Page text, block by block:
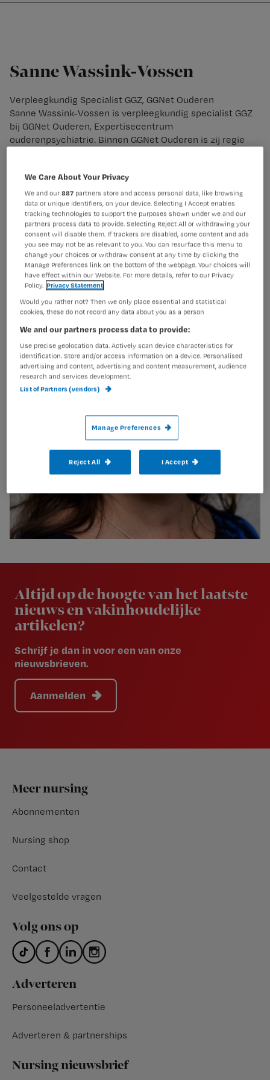
Nursing
Sanne Wassink-Vossen
Verpleegkundig Specialist GGZ, GGNet Ouderen
Sanne Wassink-Vossen is verpleegkundig specialist GGZ
bij GGNet Ouderen, Expertisecentrum
ouderenpsychiatrie. Binnen GGNet Ouderen is zij regie
opleiding tot verpleegkundig specialist (Master Advanced
Nursing Practice) aan de Hogeschool Utrecht. Eind 2020
promoveerde zij op een onderzoek naar de relatie tussen
fysieke activiteit en functioneel herstel en depressie bij
ouderen. Sanne zet zich graag in voor meer aandacht
voor de mentale gezondheid van ouderen binnen de
context van netwerkzorg. Want: geen gezondheid zonder
mentale gezondheid!
Altijd op de hoogte van het laatste
nieuws en vakinhoudelijke
artikelen?
Schrijf je dan in voor een van onze
nieuwsbrieven.
Aanmelden
Footer
Meer nursing
Abonnementen
Nursing shop
Contact
Veelgestelde vragen
Volg ons op
Adverteren
Personeeladvertentie
Adverteren & partnerships
Nursing nieuwsbrief
We Care About Your Privacy
We and our887 partners store and access personal data, like browsing
data or unique identifiers, on your device. Selecting I Accept enables
tracking technologies to support the purposes shown under we and our
partners process data to provide. Selecting Reject All or withdrawing your
consent will disable them. If trackers are disabled, some content and ads
you see may not be as relevant to you. You can resurface this menu to
change your choices or withdraw consent at any time by clicking the
Manage Preferences link on the bottom of the webpage. Your choices will
have effect within our Website. For more details, refer to our Privacy
Policy. Privacy Statement
Would you rather not? Then we only place essential and statistical
cookies, these do not record any data about you as a person
We and our partners process data to provide:
Use precise geolocation data. Actively scan device characteristics for
identification. Store and/or access information on a device. Personalised
advertising and content, advertising and content measurement, audience
research and services development.
List of Partners (vendors)
Manage Preferences
Reject All I Accept